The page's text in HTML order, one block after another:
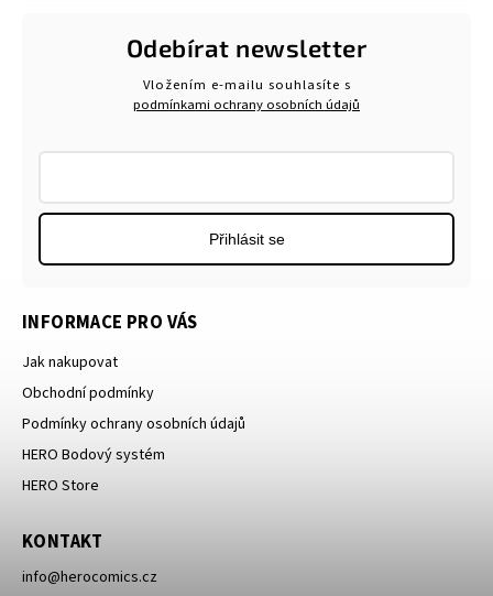
INFORMACE PRO VÁS
Jak nakupovat
Obchodní podmínky
Podmínky ochrany osobních údajů
HERO Bodový systém
HERO Store
KONTAKT
info@herocomics.cz
Odebírat newsletter
Vložením e-mailu souhlasíte s
podmínkami ochrany osobních údajů
Přihlásit se